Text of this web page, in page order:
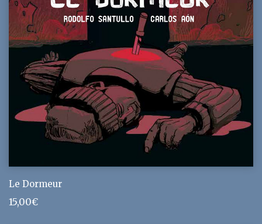
Le Dormeur
15,00€